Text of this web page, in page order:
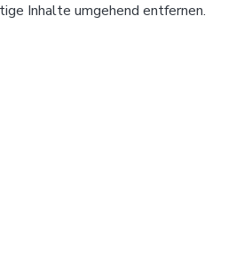
Inhalte umgehend entfernen.